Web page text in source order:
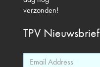
verzonden!
TPV Nieuwsbrief